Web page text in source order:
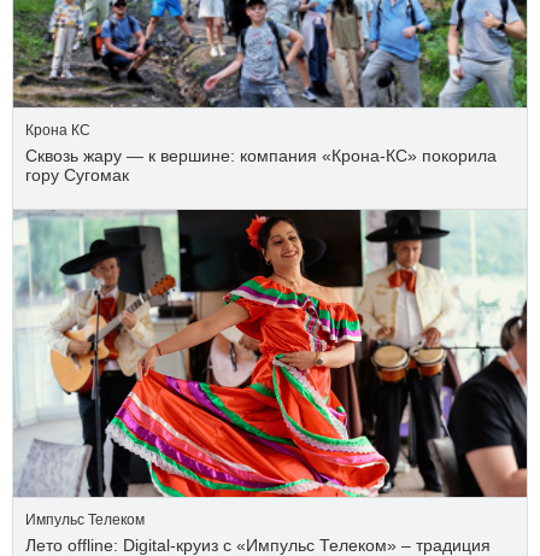
Крона КС
Сквозь жару — к вершине: компания «Крона‑КС» покорила
гору Сугомак
Импульс Телеком
Лето offline: Digital-круиз с «Импульс Телеком» – традиция